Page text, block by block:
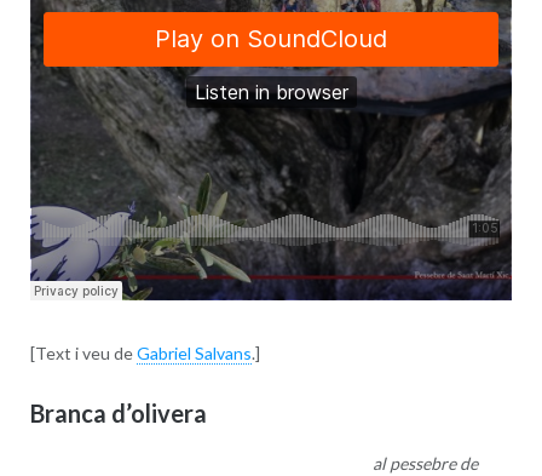
[Text i veu deGabriel Salvans.]
Branca d’olivera
al pessebre de